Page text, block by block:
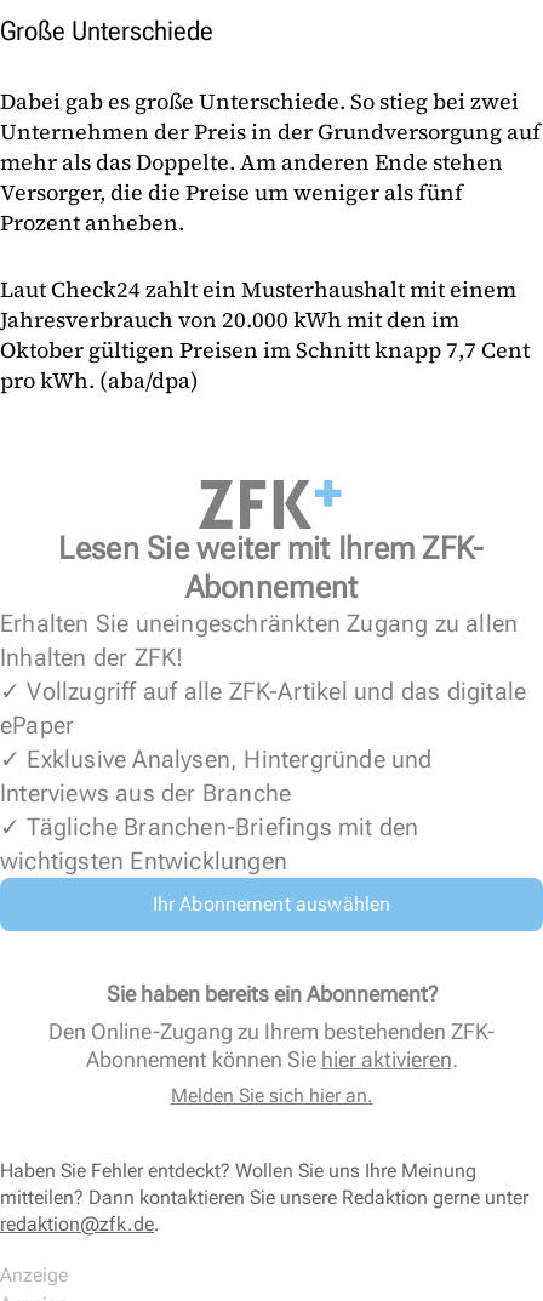
Große Unterschiede
Dabei gab es große Unterschiede. So stieg bei zwei
Unternehmen der Preis in der Grundversorgung auf
mehr als das Doppelte. Am anderen Ende stehen
Versorger, die die Preise um weniger als fünf
Prozent anheben.
Laut Check24 zahlt ein Musterhaushalt mit einem
Jahresverbrauch von 20.000 kWh mit den im
Oktober gültigen Preisen im Schnitt knapp 7,7 Cent
pro kWh. (aba/dpa)
Lesen Sie weiter mit Ihrem ZFK-
Abonnement
Erhalten Sie uneingeschränkten Zugang zu allen
Inhalten der ZFK!
✓ Vollzugriff auf alle ZFK-Artikel und das digitale
ePaper
✓ Exklusive Analysen, Hintergründe und
Interviews aus der Branche
✓ Tägliche Branchen-Briefings mit den
wichtigsten Entwicklungen
Ihr Abonnement auswählen
Sie haben bereits ein Abonnement?
Den Online-Zugang zu Ihrem bestehenden ZFK-
Abonnement können Sie hier aktivieren.
Melden Sie sich hier an.
Haben Sie Fehler entdeckt? Wollen Sie uns Ihre Meinung
mitteilen? Dann kontaktieren Sie unsere Redaktion gerne unter
redaktion@zfk.de.